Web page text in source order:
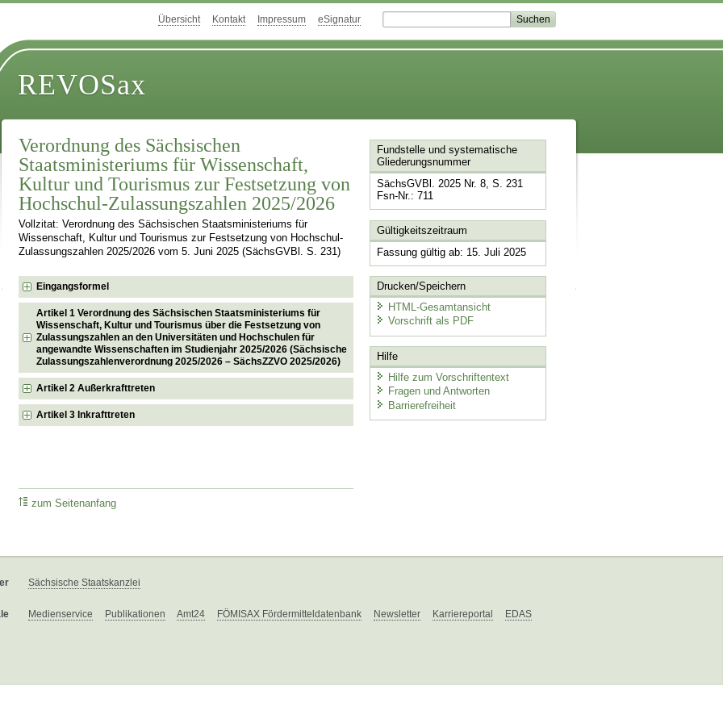
Übersicht Kontakt Impressum eSignatur
REVOSax
Verordnung des Sächsischen
Staatsministeriums für Wissenschaft,
Kultur und Tourismus zur Festsetzung von
Hochschul-Zulassungszahlen 2025/2026
Vollzitat: Verordnung des Sächsischen Staatsministeriums für
Wissenschaft, Kultur und Tourismus zur Festsetzung von Hochschul-
Zulassungszahlen 2025/2026 vom 5. Juni 2025 (SächsGVBl. S. 231)
Eingangsformel
Artikel 1 Verordnung des Sächsischen Staatsministeriums für
Wissenschaft, Kultur und Tourismus über die Festsetzung von
Zulassungszahlen an den Universitäten und Hochschulen für
angewandte Wissenschaften im Studienjahr 2025/2026 (Sächsische
Zulassungszahlenverordnung 2025/2026 – SächsZZVO 2025/2026)
Artikel 2 Außerkrafttreten
Artikel 3 Inkrafttreten
zum Seitenanfang
Fundstelle und systematische
Gliederungsnummer
SächsGVBl. 2025 Nr. 8, S. 231
Fsn-Nr.: 711
Gültigkeitszeitraum
Fassung gültig ab: 15. Juli 2025
Drucken/Speichern
HTML-Gesamtansicht
Vorschrift als PDF
Hilfe
Hilfe zum Vorschriftentext
Fragen und Antworten
Barrierefreiheit
Sächsische Staatskanzlei
Medienservice Publikationen Amt24 FÖMISAX Fördermitteldatenbank Newsletter Karriereportal EDAS